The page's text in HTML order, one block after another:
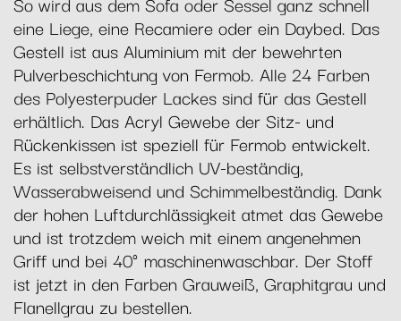
eine Liege, eine Recamiere oder ein Daybed. Das
Gestell ist aus Aluminium mit der bewehrten
Pulverbeschichtung von Fermob. Alle 24 Farben
des Polyesterpuder Lackes sind für das Gestell
erhältlich. Das Acryl Gewebe der Sitz- und
Rückenkissen ist speziell für Fermob entwickelt.
Es ist selbstverständlich UV-beständig,
Wasserabweisend und Schimmelbeständig. Dank
der hohen Luftdurchlässigkeit atmet das Gewebe
und ist trotzdem weich mit einem angenehmen
Griff und bei 40° maschinenwaschbar. Der Stoff
ist jetzt in den Farben Grauweiß, Graphitgrau und
Flanellgrau zu bestellen.